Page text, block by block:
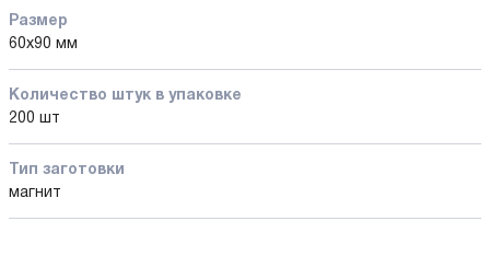
Размер
60x90 мм
Количество штук в упаковке
200 шт
Тип заготовки
магнит